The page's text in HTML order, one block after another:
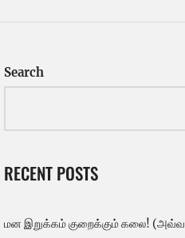
Search
RECENT POSTS
மன இறுக்கம் குறைக்கும் கலை!